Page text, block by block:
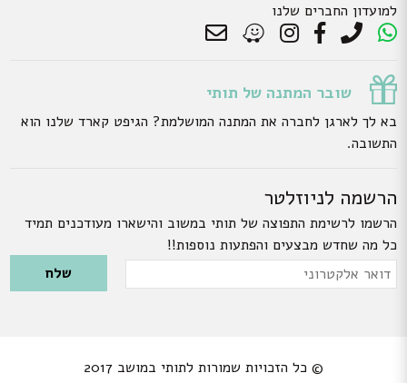
למועדון החברים שלנו
שובר המתנה של תותי
בא לך לארגן לחברה את המתנה המושלמת? הגיפט קארד שלנו הוא
התשובה.
הרשמה לניוזלטר
הרשמו לרשימת התפוצה של תותי במשוב והישארו מעודכנים תמיד
כל מה שחדש מבצעים והפתעות נוספות!!
Please leave this field empty.
דואר
© כל הזכויות שמורות לתותי במושב 2017